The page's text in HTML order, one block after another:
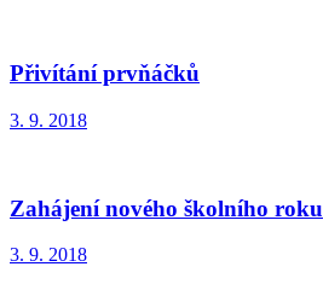
Přivítání prvňáčků
3. 9. 2018
Zahájení nového školního roku
3. 9. 2018